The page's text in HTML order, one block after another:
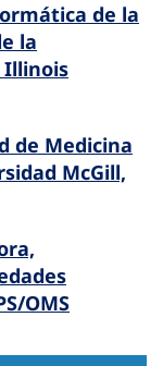
de la
la
Illinois
de Medicina
McGill,
OMS